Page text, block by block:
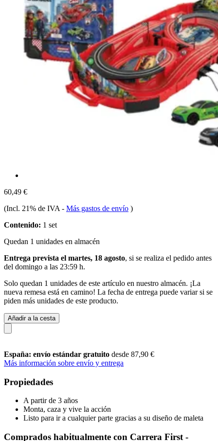
60,49 €
(Incl. 21% de IVA - Más gastos de envío )
Contenido: 1 set
Quedan 1 unidades en almacén
Entrega prevista el martes, 18 agosto, si se realiza el pedido antes
del domingo a las 23:59 h.
Solo quedan 1 unidades de este artículo en nuestro almacén. ¡La
nueva remesa está en camino! La fecha de entrega puede variar si se
piden más unidades de este producto.
Añadir a la cesta
España: envío estándar gratuito desde 87,90 €
Más información sobre envío y entrega
Propiedades
A partir de 3 años
Monta, caza y vive la acción
Listo para ir a cualquier parte gracias a su diseño de maleta
Comprados habitualmente con Carrera First -